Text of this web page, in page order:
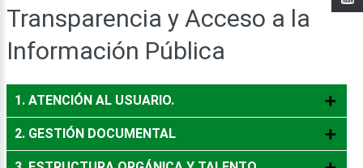
Transparencia y Acceso a la
Información Pública
1. ATENCIÓN AL USUARIO.
2. GESTIÓN DOCUMENTAL